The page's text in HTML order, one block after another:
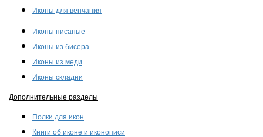
Иконы для венчания
Иконы писаные
Иконы из бисера
Иконы из меди
Иконы складни
Дополнительные разделы
Полки для икон
Книги об иконе и иконописи